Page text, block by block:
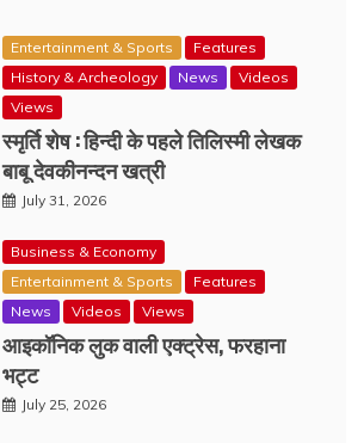
Entertainment & Sports
Features
History & Archeology
News
Videos
Views
स्मृर्ति शेष : हिन्दी के पहले तिलिस्मी लेखक
बाबू देवकीनन्दन खत्री
July 31, 2026
Business & Economy
Entertainment & Sports
Features
News
Videos Views
आइकॉनिक लुक वाली एक्‍ट्रेस, फरहाना
भट्ट
July 25, 2026